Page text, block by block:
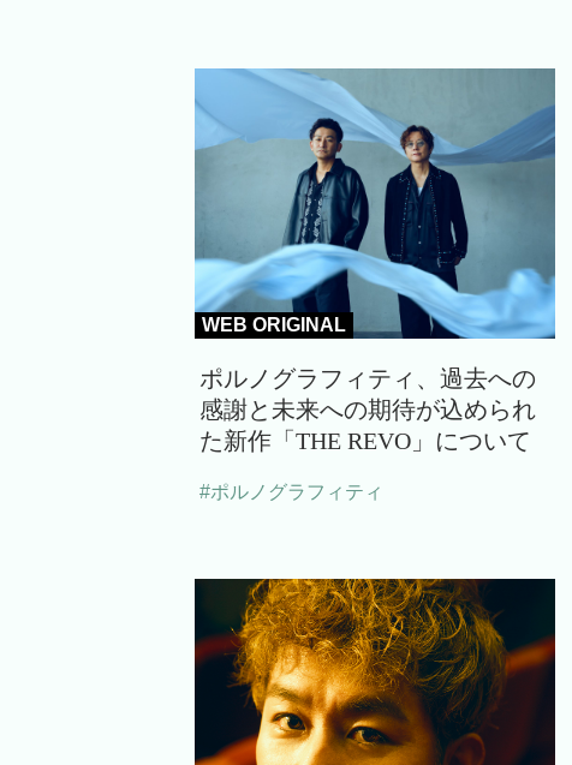
WEB ORIGINAL
ポルノグラフィティ、過去への
感謝と未来への期待が込められ
た新作「THE REVO」について
#ポルノグラフィティ